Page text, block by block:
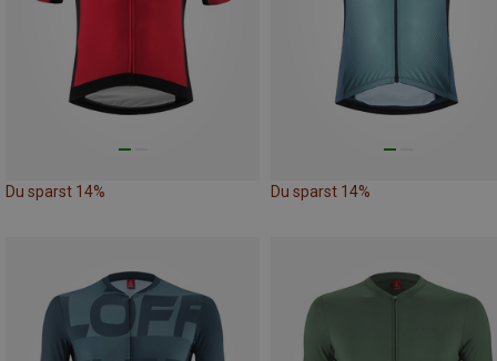
Du sparst 14% Du sparst 14%